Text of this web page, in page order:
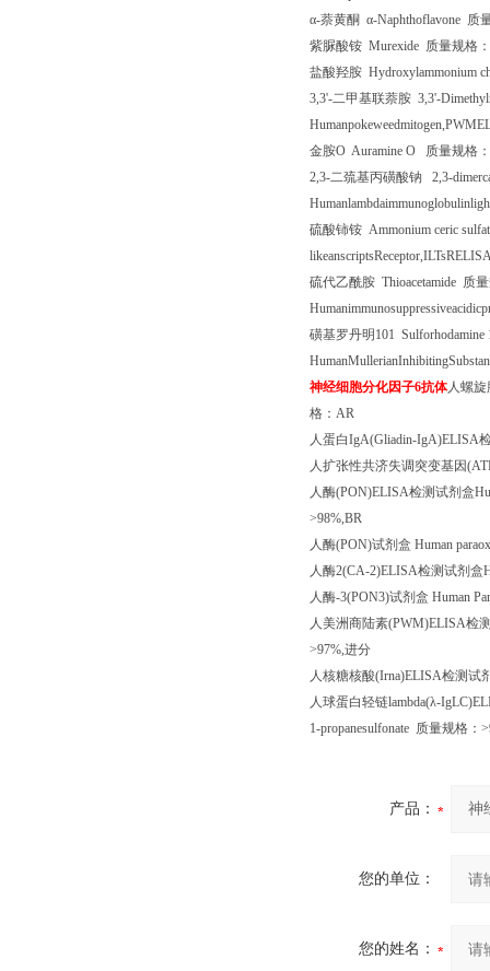
α-萘黄酮 α-Naphthoflavone 质
紫脲酸铵 Murexide 质量规格：
盐酸羟胺 Hydroxylammonium
3,3'-二甲基联萘胺 3,3'-
金胺O Auramine O 质量规格：
2,3-二巯基丙磺酸钠 2,3-
硫酸铈铵 Ammonium ceric
硫代乙酰胺 Thioacetamide 质
磺基罗丹明 101
神经细胞分化因子6抗体人螺旋
格： AR
人蛋白IgA(Gliadin-IgA)ELISA
人扩张性共济失调突变基因
人酶(PON)ELISA检测试剂盒
>98%,BR
人酶(PON)试剂盒 Human
人酶2(CA-2)ELISA检测试剂盒
人酶-3(PON3)试剂盒 Human
人美洲商陆素(PWM)ELISA检
>97%,进分
人核糖核酸(Irna)ELISA检测试
人球蛋白轻链lambda(λ-
1-propanesulfonate 质量规格：
产品：
您的单位：
您的姓名：